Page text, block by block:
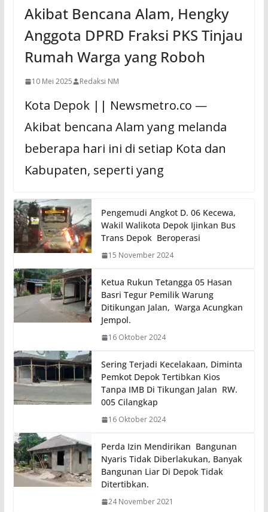
Akibat Bencana Alam, Hengky
Anggota DPRD Fraksi PKS Tinjau
Rumah Warga yang Roboh
10 Mei 2025 Redaksi NM
Kota Depok || Newsmetro.co —
Akibat bencana Alam yang melanda
beberapa hari ini di setiap Kota dan
Kabupaten, seperti yang
Pengemudi Angkot D. 06 Kecewa,
Wakil Walikota Depok Ijinkan Bus
Trans Depok Beroperasi
15 November 2024
Ketua Rukun Tetangga 05 Hasan
Basri Tegur Pemilik Warung
Ditikungan Jalan, Warga Acungkan
Jempol.
16 Oktober 2024
Sering Terjadi Kecelakaan, Diminta
Pemkot Depok Tertibkan Kios
Tanpa IMB Di Tikungan Jalan RW.
005 Cilangkap
16 Oktober 2024
Perda Izin Mendirikan Bangunan
Nyaris Tidak Diberlakukan, Banyak
Bangunan Liar Di Depok Tidak
Ditertibkan.
24 November 2021